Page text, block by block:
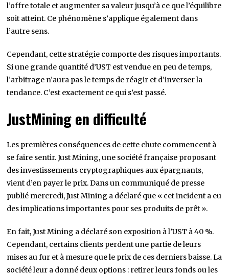
l’offre totale et augmenter sa valeur jusqu’à ce que l’équilibre
soit atteint. Ce phénomène s’applique également dans
l’autre sens.
Cependant, cette stratégie comporte des risques importants.
Si une grande quantité d’UST est vendue en peu de temps,
l’arbitrage n’aura pas le temps de réagir et d’inverser la
tendance. C’est exactement ce qui s’est passé.
JustMining en difficulté
Les premières conséquences de cette chute commencent à
se faire sentir. Just Mining, une société française proposant
des investissements cryptographiques aux épargnants,
vient d’en payer le prix. Dans un communiqué de presse
publié mercredi, Just Mining a déclaré que « cet incident a eu
des implications importantes pour ses produits de prêt ».
En fait, Just Mining a déclaré son exposition à l’UST à 40 %.
Cependant, certains clients perdent une partie de leurs
mises au fur et à mesure que le prix de ces derniers baisse. La
société leur a donné deux options : retirer leurs fonds ou les